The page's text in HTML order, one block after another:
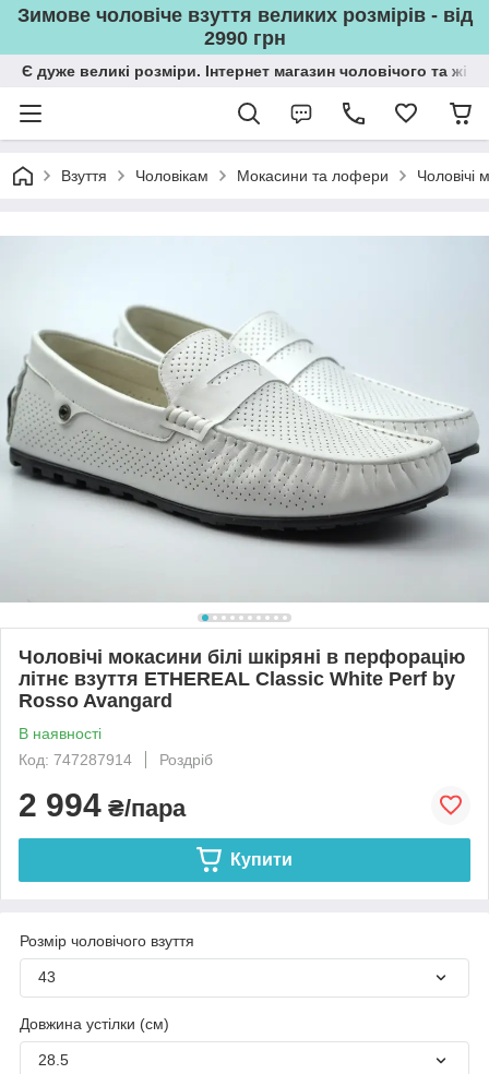
Зимове чоловіче взуття великих розмірів - від
2990 грн
Є дуже великі розміри. Інтернет магазин чоловічого та
Взуття Чоловікам Мокасини та лофери Чоловічі
Чоловічі мокасини білі шкіряні в перфорацію
літнє взуття ETHEREAL Classic White Perf by
Rosso Avangard
В наявності
Код: 747287914
Роздріб
2 994 ₴/пара
Купити
Розмір чоловічого взуття
43
Довжина устілки (см)
28.5